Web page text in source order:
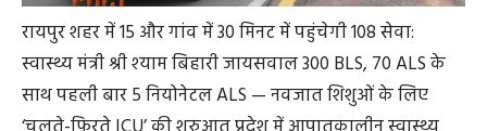
रायपुर शहर में 15 और गांव में 30 मिनट में पहुंचेगी 108 सेवा:
स्वास्थ्य मंत्री श्री श्याम बिहारी जायसवाल 300 BLS, 70 ALS के
साथ पहली बार 5 नियोनेटल ALS — नवजात शिशुओं के लिए